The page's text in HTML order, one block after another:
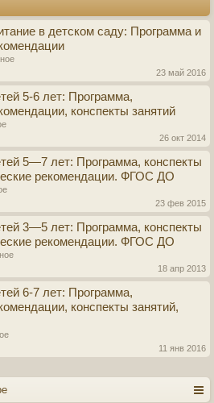
в детском саду: Программа и
23 май 2016
5-6 лет: Программа,
конспекты занятий
26 окт 2014
5—7 лет: Программа, конспекты
рекомендации. ФГОС ДО
23 фев 2015
3—5 лет: Программа, конспекты
рекомендации. ФГОС ДО
18 апр 2013
6-7 лет: Программа,
конспекты занятий,
11 янв 2016